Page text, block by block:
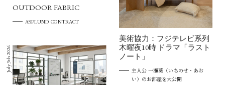
OUTDOOR FABRIC
ASPLUND CONTRACT
美術協力：フジテレビ系列
木曜夜10時 ドラマ「ラスト
ノート」
主人公 一瀬葵（いちのせ・あお
い）のお部屋を大公開
July 3th 2026